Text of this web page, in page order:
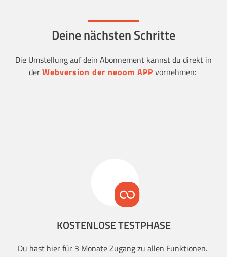
Deine nächsten Schritte
Die Umstellung auf dein Abonnement kannst du direkt in
derWebversion der neoom APP vornehmen:
KOSTENLOSE TESTPHASE
Du hast hier für 3 Monate Zugang zu allen Funktionen.